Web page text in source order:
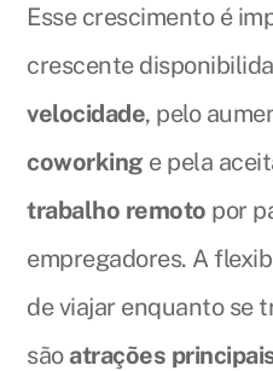
Esse crescimento é
crescente
velocidade, pelo
coworking e pela
trabalho remoto por
empregadores. A
de viajar enquanto se
são atrações